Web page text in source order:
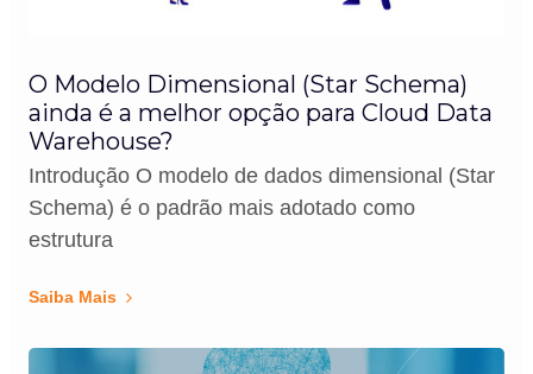
O Modelo Dimensional (Star Schema)
ainda é a melhor opção para Cloud Data
Warehouse?
Introdução O modelo de dados dimensional (Star
Schema) é o padrão mais adotado como
estrutura
Saiba Mais